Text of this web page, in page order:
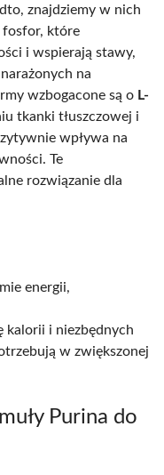
znajdziemy w nich
fosfor, które
i wspierają stawy,
na
wzbogacone są o L-
tkanki tłuszczowej i
wpływa na
Te
rozwiązanie dla
energii,
kalorii i niezbędnych
w zwiększonej
Purina do